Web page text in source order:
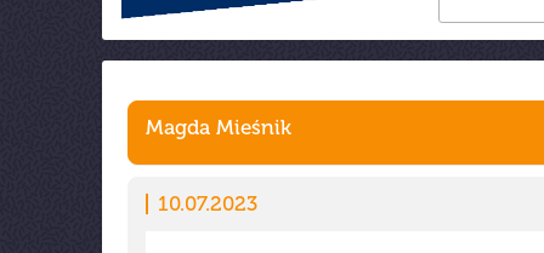
Magda Mieśnik
10.07.2023